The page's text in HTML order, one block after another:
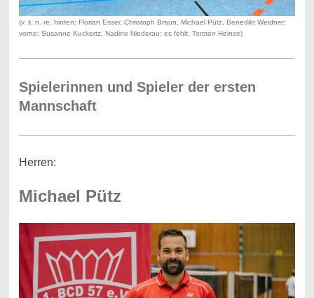
(v. li. n. re. hinten: Florian Esser, Christoph Braun, Michael Pütz, Benedikt Weidner;
vorne: Susanne Kuckertz, Nadine Niederau; es fehlt: Torsten Heinze)
Spielerinnen und Spieler der ersten
Mannschaft
Herren:
Michael Pütz